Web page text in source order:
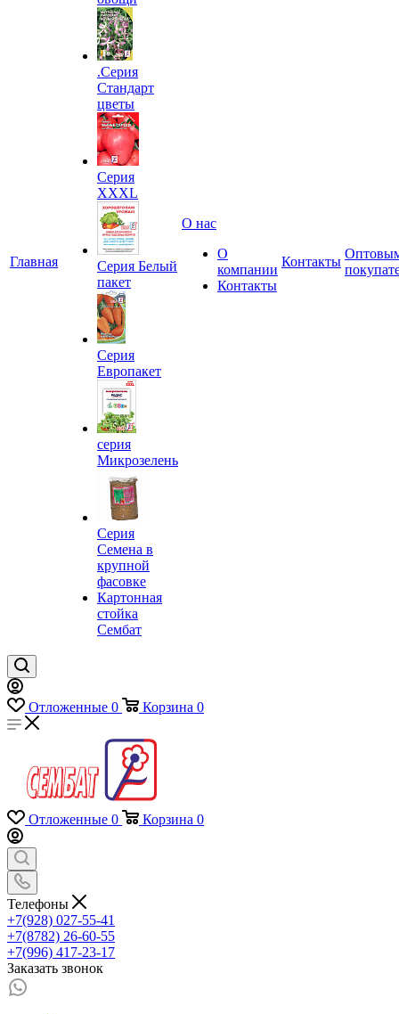
Главная
.Серия
Стандарт
цветы
Серия
XXXL
Серия Белый
пакет
Серия
Европакет
серия
Микрозелень
Серия
Семена в
крупной
фасовке
Картонная
стойка
Сембат
О нас
О
компании
Контакты
Контакты
Отложенные 0 Корзина 0
Отложенные 0 Корзина 0
Телефоны
+7(928) 027-55-41
+7(8782) 26-60-55
+7(996) 417-23-17
Заказать звонок